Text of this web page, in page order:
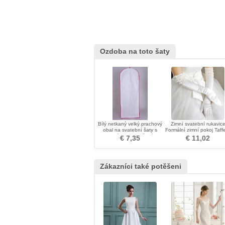
Ozdoba na toto šaty
Bílý netkaný velký prachový
obal na svatební šaty s
dlouhým prachotěsným
krytem
€ 7,35
Zimní svatební rukavice
Formální zimní pokoj
€ 11,02
Zákazníci také potěšeni